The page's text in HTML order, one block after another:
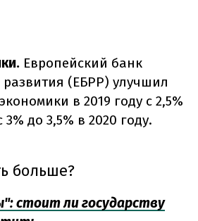
Европейский банк
развития (ЕБРР) улучшил
в 2019 году с 2,5%
3% до 3,5% в 2020 году.
больше?
стоит ли государству